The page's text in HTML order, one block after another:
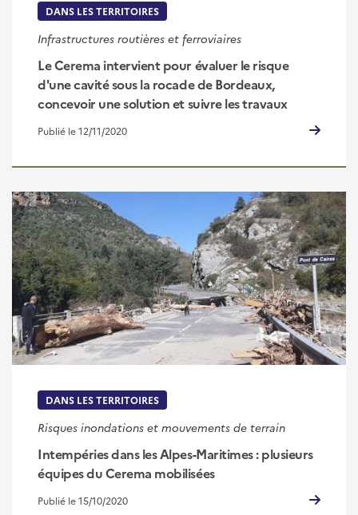
DANS LES TERRITOIRES
Infrastructures routières et ferroviaires
Le Cerema intervient pour évaluer le risque
d'une cavité sous la rocade de Bordeaux,
concevoir une solution et suivre les travaux
Publié le 12/11/2020
DANS LES TERRITOIRES
Risques inondations et mouvements de terrain
Intempéries dans les Alpes-Maritimes : plusieurs
équipes du Cerema mobilisées
Publié le 15/10/2020